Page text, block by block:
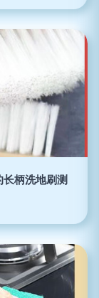
柄洗地刷测